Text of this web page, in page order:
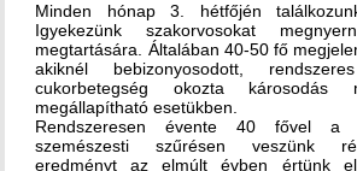
Minden hónap 3. hétfőjén
Igyekezünk szakorvosokat
megtartására. Általában 40-50 fő
akiknél bebizonyosodott,
cukorbetegség okozta
megállapítható esetükben.
Rendszeresen évente 40 fővel a
szemészesti szűrésen veszünk
eredményt az elmúlt évben értünk